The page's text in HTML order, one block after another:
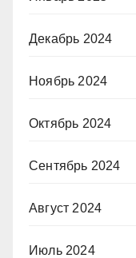
Декабрь 2024
Ноябрь 2024
Октябрь 2024
Сентябрь 2024
Август 2024
Июль 2024